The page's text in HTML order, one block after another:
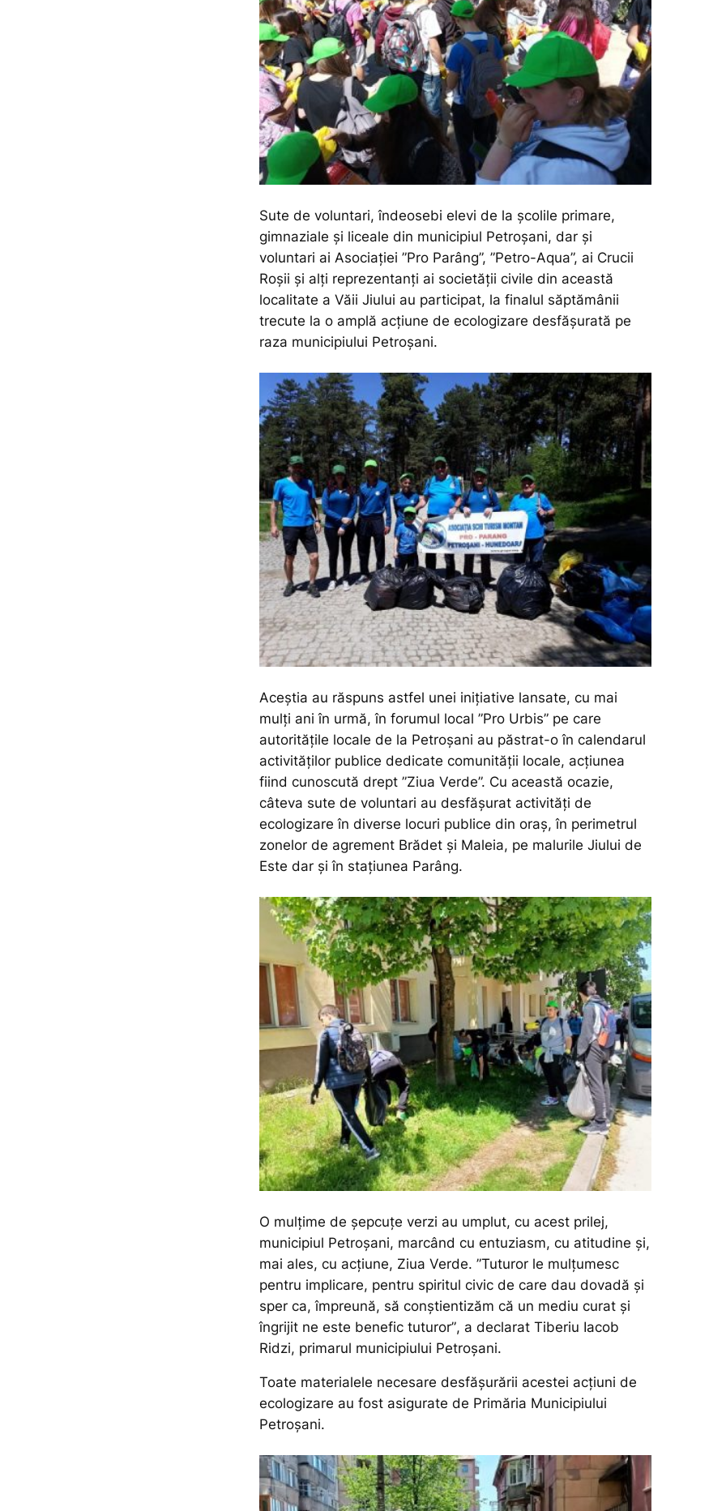
Sute de voluntari, îndeosebi elevi de la școlile primare,
gimnaziale și liceale din municipiul Petroșani, dar și
voluntari ai Asociației ”Pro Parâng”, ”Petro-Aqua”, ai Crucii
Roșii și alți reprezentanți ai societății civile din această
localitate a Văii Jiului au participat, la finalul săptămânii
trecute la o amplă acțiune de ecologizare desfășurată pe
raza municipiului Petroșani.
Aceștia au răspuns astfel unei inițiative lansate, cu mai
mulți ani în urmă, în forumul local ”Pro Urbis” pe care
autoritățile locale de la Petroșani au păstrat-o în calendarul
activităților publice dedicate comunității locale, acțiunea
fiind cunoscută drept ”Ziua Verde”. Cu această ocazie,
câteva sute de voluntari au desfășurat activități de
ecologizare în diverse locuri publice din oraș, în perimetrul
zonelor de agrement Brădet și Maleia, pe malurile Jiului de
Este dar și în stațiunea Parâng.
O mulțime de șepcuțe verzi au umplut, cu acest prilej,
municipiul Petroșani, marcând cu entuziasm, cu atitudine și,
mai ales, cu acțiune, Ziua Verde. ”Tuturor le mulțumesc
pentru implicare, pentru spiritul civic de care dau dovadă și
sper ca, împreună, să conștientizăm că un mediu curat și
îngrijit ne este benefic tuturor”, a declarat Tiberiu Iacob
Ridzi, primarul municipiului Petroșani.
Toate materialele necesare desfășurării acestei acțiuni de
ecologizare au fost asigurate de Primăria Municipiului
Petroșani.